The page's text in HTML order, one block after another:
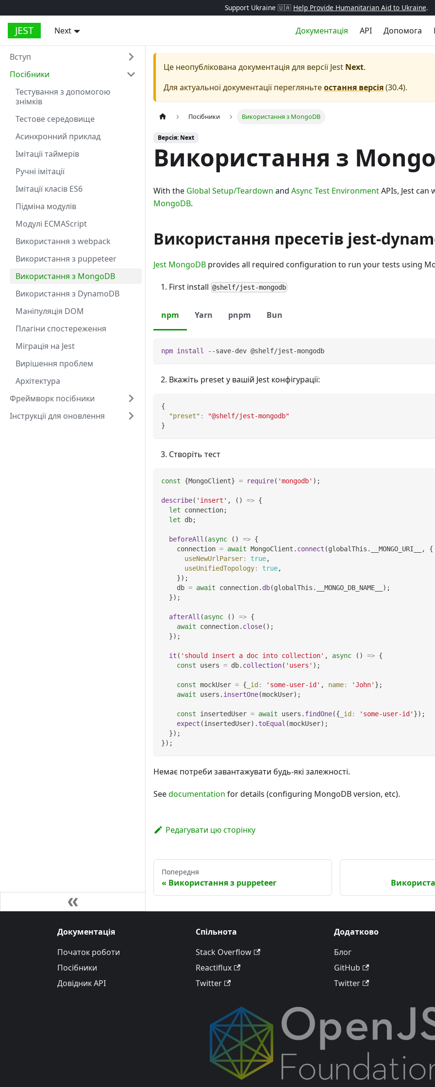
Support Ukraine 🇺🇦 Help Provide Humanitarian Aid to Ukraine.
JEST Next Документація API Допомога
Вступ
Посібники
Тестування з допомогою
знімків
Тестове середовище
Асинхронний приклад
Імітації таймерів
Ручні імітації
Імітації класів ES6
Підміна модулів
Модулі ECMAScript
Використання з webpack
Використання з puppeteer
Використання з MongoDB
Використання з DynamoDB
Маніпуляція DOM
Плагіни спостереження
Міграція на Jest
Вирішення проблем
Архітектура
Фреймворк посібники
Інструкції для оновлення
Це неопублікована документація для версіїJest Next.
Для актуальної документації перегляньтеостання версія(30.4).
Посібники Використання з MongoDB
Версія: Next
Використання з
With the Global Setup/Teardown and Async Test EnvironmentAPIs, Jest
MongoDB.
Використання пресетів jest-
Jest MongoDB provides all required configuration to run your tests using
First install @shelf/jest-mongodb
npm Yarn pnpm Bun
npm install --save-dev @shelf/jest-mongodb
Вкажіть preset у вашій Jest конфігурації:
{
"preset" :
"@shelf/jest-mongodb"
}
Створіть тест
const {MongoClient} = require( 'mongodb' ) ;
describe( 'insert' , ( ) => {
let connection;
let db;
beforeAll (async ( ) => {
    connection
= await MongoClient . connect (globalThis . __MONGO_URI__ ,
{
useNewUrlParser: true,
useUnifiedTopology: true,
}) ;
    db
= await connection. db(globalThis . __MONGO_DB_NAME__ ) ;
}) ;
afterAll (async ( ) => {
await connection. close( ) ;
}) ;
it ( 'should insert a doc into collection' , async ( ) => {
const users = db. collection( 'users' ) ;
const mockUser = { _id : 'some-user-id' , name: 'John' } ;
await users . insertOne(mockUser) ;
const insertedUser = await users . findOne({ _id : 'some-user-id' }) ;
expect (insertedUser) . toEqual (mockUser) ;
}) ;
}) ;
Немає потреби завантажувати будь-які залежності.
Seedocumentation for details (configuring MongoDB version, etc).
Редагувати цю сторінку
Попередня
Використання з puppeteer
Документація
Початок роботи
Посібники
Довідник API
Спільнота
Stack Overflow
Reactiflux
Twitter
Додатково
Блог
GitHub
Twitter